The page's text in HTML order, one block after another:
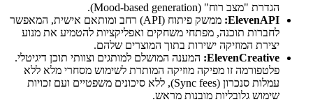
הגדרת "מצב רוח" (Mood-based generation).
ElevenAPI:
ממשק פיתוח (API) רחב ומותאם אישית, המאפשר
לחברות תוכנה, מפתחי משחקים ואפליקציות להטמיע את מנוע
יצירת המוזיקה ישירות בתוך המוצרים שלהם.
ElevenCreative: המענה המושלם למותגים וצוותי תוכן דיגיטלי.
פלטפורמה זו מפיקה מוזיקה המותרת לשימוש מסחרי מלא ללא
עמלות סנכרון (Sync fees), ללא סיכונים משפטיים ועם זכויות
שימוש גלובליות מובנות מראש.